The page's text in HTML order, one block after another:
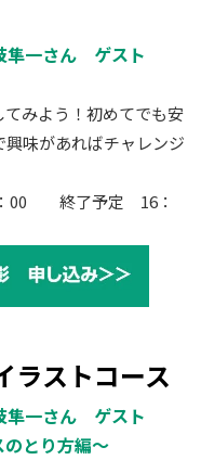
隼一さん ゲスト
みよう！初めてでも安
味があればチャレンジ
00 終了予定 16：
ラストコース
隼一さん ゲスト
とり方編～